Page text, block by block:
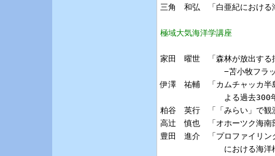
三角　和弘　「白亜紀におけ
極域大気海洋学講座
家田　曜世　「森林が放出す
−苫小牧フラッ
伊澤　祐輔　「カムチャッカ
よる過去300
粕谷　英行　「「みらい」で
高辻　慎也　「オホーツク海
豊田　進介　「プロファイリ
における海洋